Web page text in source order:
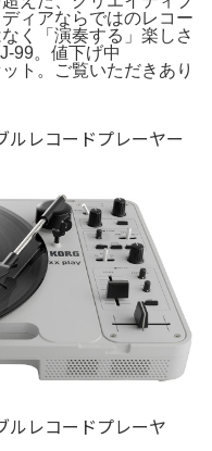
ィアならではのレコー
く「演奏する」楽しさ
99。値下げ中
ト。ご覧いただきあり